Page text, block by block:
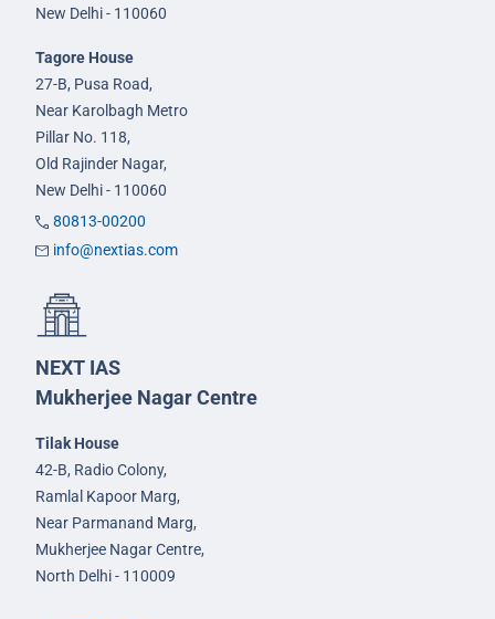
New Delhi - 110060
Tagore House
27-B, Pusa Road,
Near Karolbagh Metro
Pillar No. 118,
Old Rajinder Nagar,
New Delhi - 110060
80813-00200
info@nextias.com
NEXT IAS
Mukherjee Nagar Centre
Tilak House
42-B, Radio Colony,
Ramlal Kapoor Marg,
Near Parmanand Marg,
Mukherjee Nagar Centre,
North Delhi - 110009